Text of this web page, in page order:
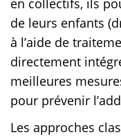
de leurs enfants
à l’aide de
directement
meilleures
pour prévenir
Les approches